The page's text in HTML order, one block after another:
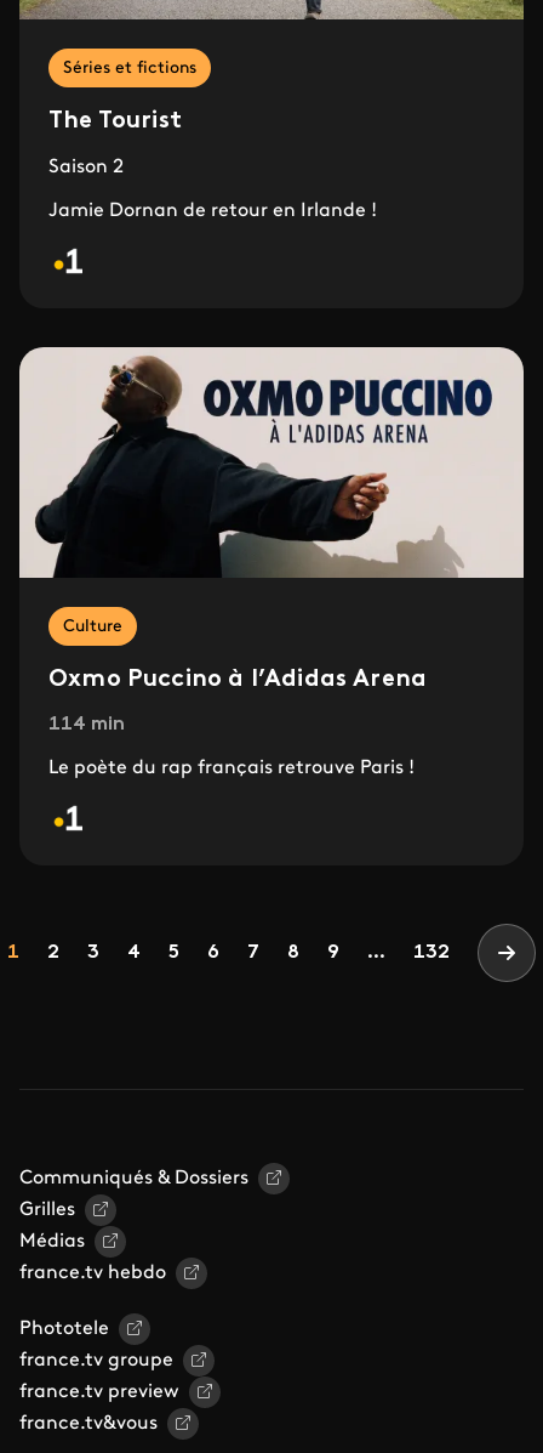
Séries et fictions
The Tourist
Saison 2
Jamie Dornan de retour en Irlande !
Culture
Oxmo Puccino à l’Adidas Arena
114 min
Le poète du rap français retrouve Paris !
Page
1 Page
2 Page
3 Page
4 Page
5 Page
6 Page
7 Page
8 Page
9 ... 132
Communiqués & Dossiers
Grilles
Médias
france.tv hebdo
Phototele
france.tv groupe
france.tv preview
france.tv&vous